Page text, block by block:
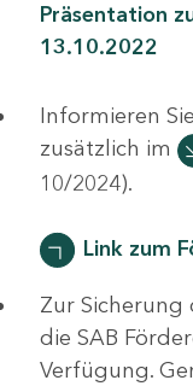
Präsentation
13.10.2022
Informieren
zusätzlich im
10/2024).
Link zum
Zur
die SAB
Verfügung.